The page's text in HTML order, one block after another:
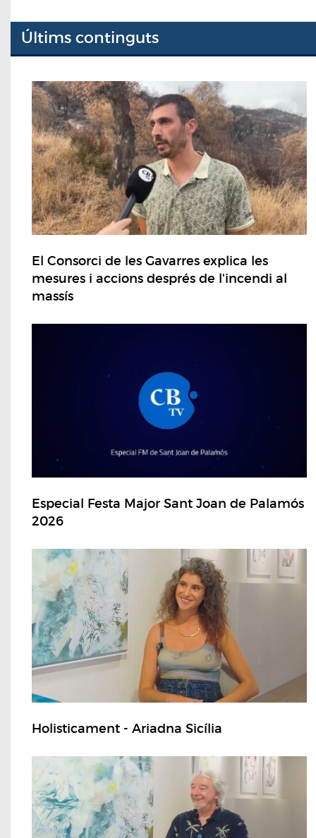
Últims continguts
El Consorci de les Gavarres explica les
mesures i accions després de l'incendi al
massís
Especial Festa Major Sant Joan de Palamós
2026
Holisticament - Ariadna Sicília